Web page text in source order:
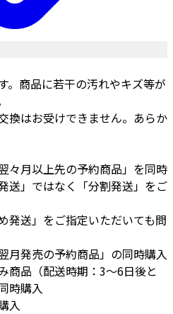
。商品に若干の汚れやキズ等が
換はお受けできません。あらか
々月以上先の予約商品」を同時
送」ではなく「分割発送」をご
発送」をご指定いただいても問
月発売の予約商品」の同時購入
商品（配送時期：3～6日後と
時購入
入